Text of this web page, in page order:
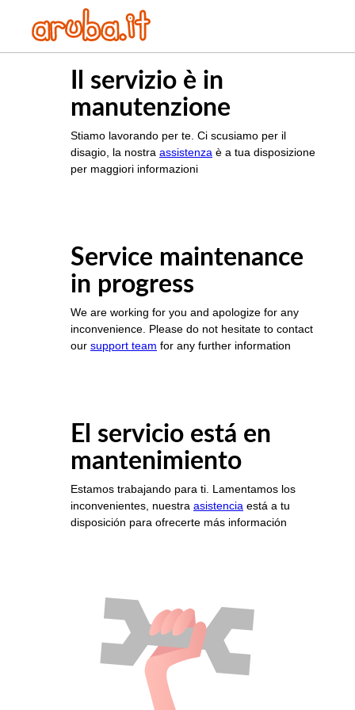
Il servizio è in
manutenzione
Stiamo lavorando per te. Ci scusiamo per il
disagio, la nostra assistenza è a tua disposizione
per maggiori informazioni
Service maintenance
in progress
We are working for you and apologize for any
inconvenience. Please do not hesitate to contact
our support team for any further information
El servicio está en
mantenimiento
Estamos trabajando para ti. Lamentamos los
inconvenientes, nuestra asistencia está a tu
disposición para ofrecerte más información